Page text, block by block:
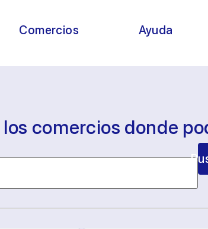
Comercios Ayuda
comercios donde